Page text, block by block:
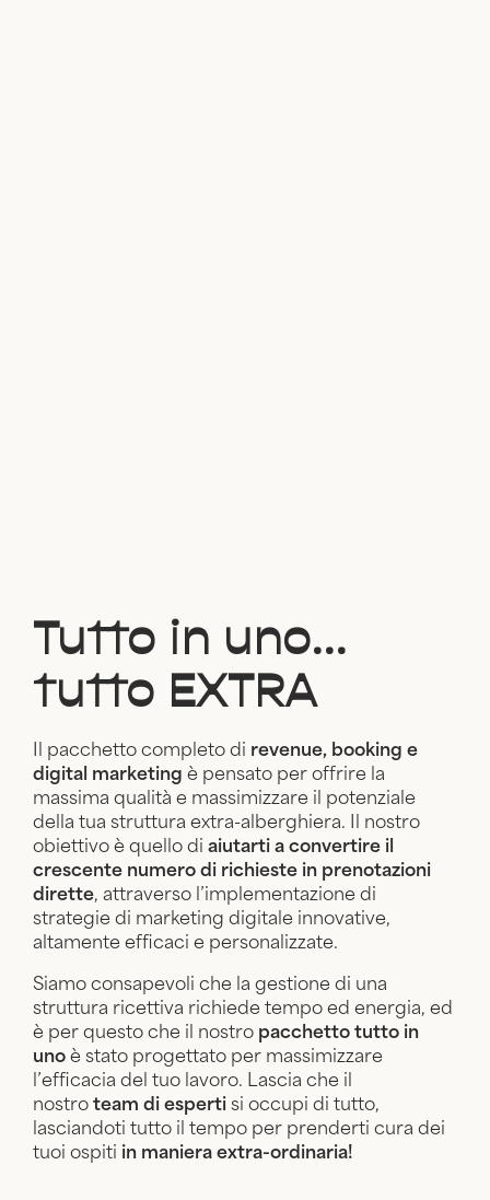
Tutto in uno...
tutto EXTRA
Il pacchetto completo di revenue, booking e
digital marketing è pensato per offrire la
massima qualità e massimizzare il potenziale
della tua struttura extra-alberghiera. Il nostro
obiettivo è quello di aiutarti a convertire il
crescente numero di richieste in prenotazioni
dirette, attraverso l’implementazione di
strategie di marketing digitale innovative,
altamente efficaci e personalizzate.
Siamo consapevoli che la gestione di una
struttura ricettiva richiede tempo ed energia, ed
è per questo che il nostro pacchetto tutto in
uno è stato progettato per massimizzare
l’efficacia del tuo lavoro. Lascia che il
nostro team di esperti si occupi di tutto,
lasciandoti tutto il tempo per prenderti cura dei
tuoi ospiti in maniera extra-ordinaria!